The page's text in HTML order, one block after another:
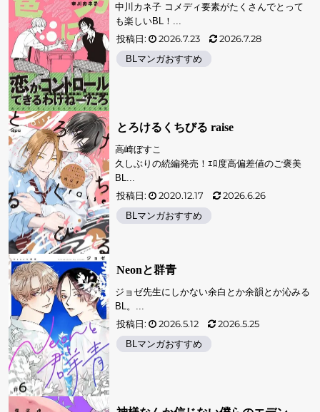
中川カネ子 コメディ要素がたくさんでとって
も楽しいBL！...
投稿日:
2026.7.23
2026.7.28
BLマンガおすすめ
とろけるくちびる raise
高崎ぼすこ
久しぶりの続編発売！ｴﾛ度高偏差値のご褒美
BL...
投稿日:
2020.12.17
2026.6.26
BLマンガおすすめ
Neonと群青
ジョゼ先生にしかない余白とか余韻とか沁みる
BL。...
投稿日:
2026.5.12
2026.5.25
BLマンガおすすめ